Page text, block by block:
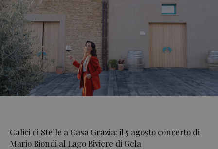
Calici di Stelle a Casa Grazia: il 5 agosto concerto di
Mario Biondi al Lago Biviere di Gela